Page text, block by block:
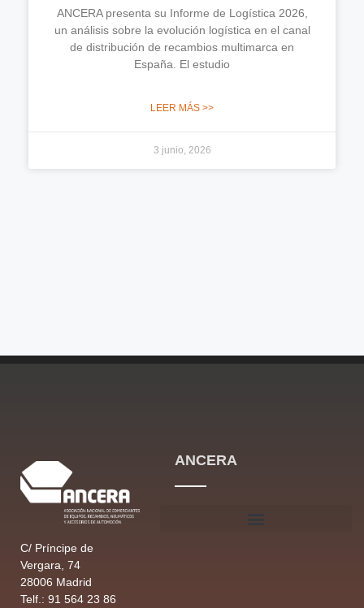
ANCERA presenta su Informe de Logística 2026,
un análisis sobre la evolución logística en el canal
de distribución de recambios multimarca en
España. El estudio
LEER MÁS >>
3 junio, 2026
C/ Príncipe de
Vergara, 74
28006 Madrid
Telf.: 91 564 23 86
ANCERA